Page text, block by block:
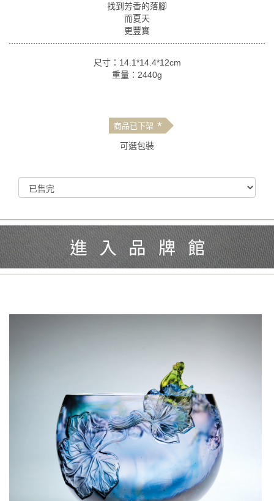
找到芳香的落腳
而夏天
更豐實
尺寸：14.1*14.4*12cm
重量：2440g
商品已下架 *
可選包裝